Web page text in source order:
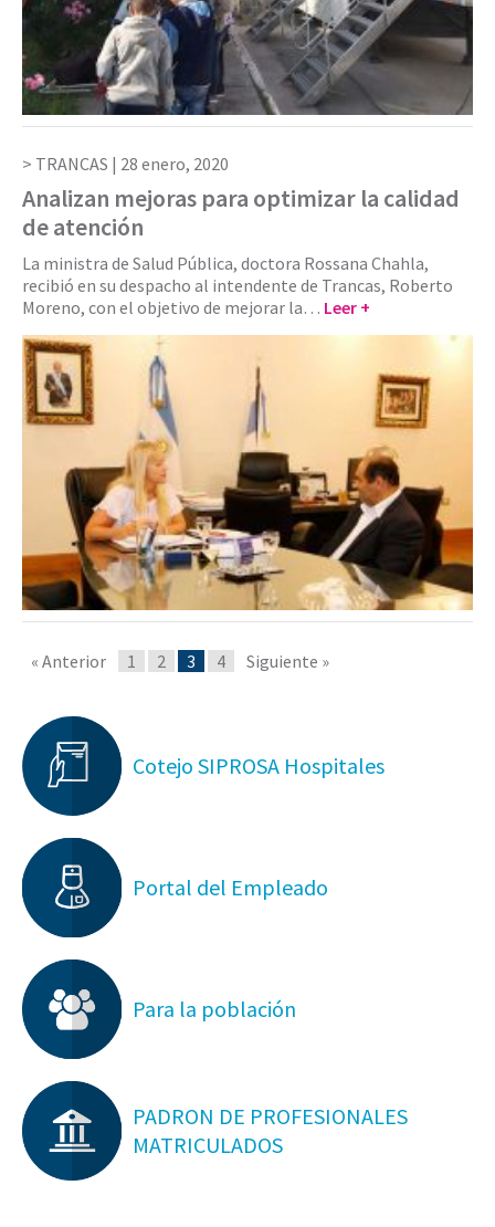
TRANCAS | 28 enero, 2020
Analizan mejoras para optimizar la calidad
de atención
La ministra de Salud Pública, doctora Rossana Chahla,
recibió en su despacho al intendente de Trancas, Roberto
Moreno, con el objetivo de mejorar la… Leer +
« Anterior 1 2 3 4 Siguiente »
Cotejo SIPROSA Hospitales
Portal del Empleado
Para la población
PADRON DE PROFESIONALES
MATRICULADOS